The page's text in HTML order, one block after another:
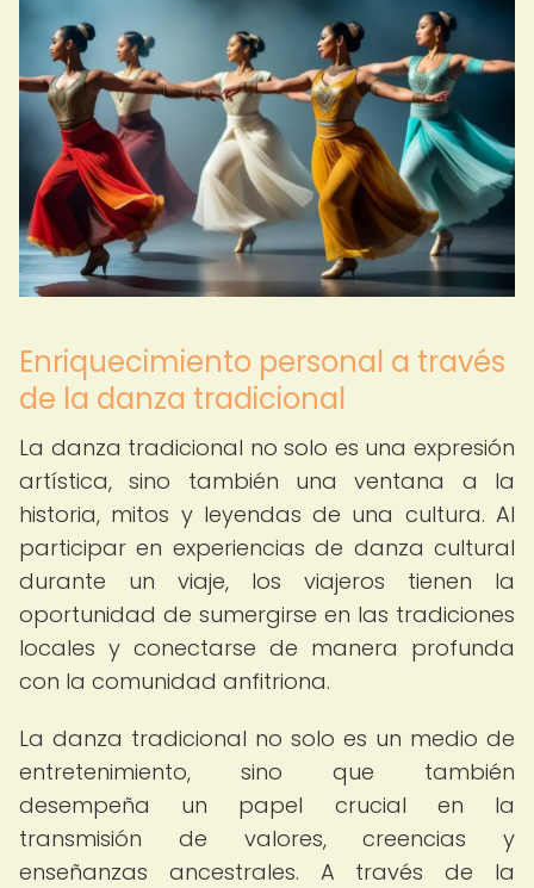
Enriquecimiento personal a través
de la danza tradicional
La danza tradicional no solo es una expresión
artística, sino también una ventana a la
historia, mitos y leyendas de una cultura. Al
participar en experiencias de danza cultural
durante un viaje, los viajeros tienen la
oportunidad de sumergirse en las tradiciones
locales y conectarse de manera profunda
con la comunidad anfitriona.
La danza tradicional no solo es un medio de
entretenimiento, sino que también
desempeña un papel crucial en la
transmisión de valores, creencias y
enseñanzas ancestrales. A través de la